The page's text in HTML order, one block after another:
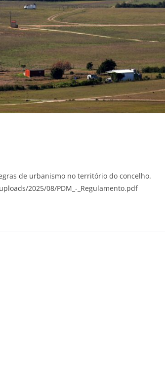
de urbanismo no território do concelho.
2025/08/PDM_-_Regulamento.pdf